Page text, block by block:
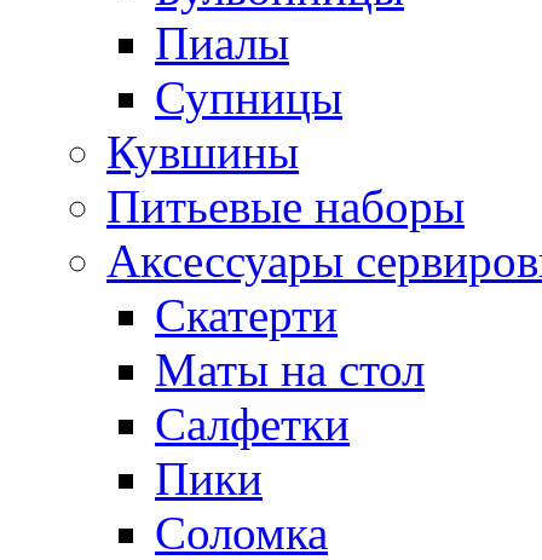
Пиалы
Супницы
Кувшины
Питьевые наборы
Аксессуары
Скатерти
Маты на стол
Салфетки
Пики
Соломка